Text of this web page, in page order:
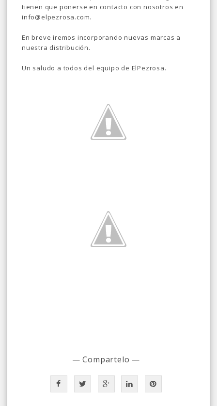
tienen que ponerse en contacto con nosotros en
info@elpezrosa.com.
En breve iremos incorporando nuevas marcas a
nuestra distribución.
Un saludo a todos del equipo de ElPezrosa.
— Compartelo —